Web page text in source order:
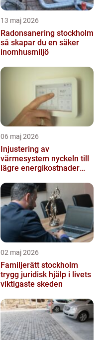
13 maj 2026
Radonsanering stockholm
så skapar du en säker
inomhusmiljö
06 maj 2026
Injustering av
värmesystem nyckeln till
lägre energikostnader
inomhusklimat
02 maj 2026
Familjerätt stockholm
trygg juridisk hjälp i livets
viktigaste skeden